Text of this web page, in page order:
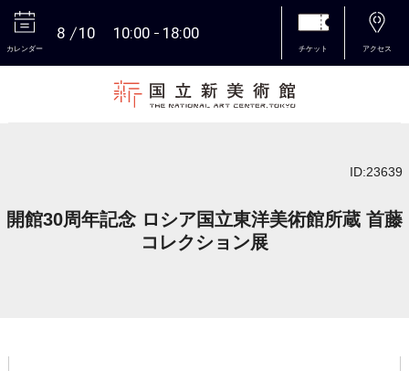
カレンダー
8 10 10:00 18:00
チケット アクセス
ID:23639
開館30周年記念 ロシア国立東洋美術館所蔵 首藤
コレクション展